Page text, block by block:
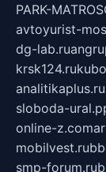
PARK-
avtoyurist-
dg-lab.ru
krsk124.ru
analitikaplus.ru
sloboda-
online-z.com
mobilvest.ru
smp-forum.ru